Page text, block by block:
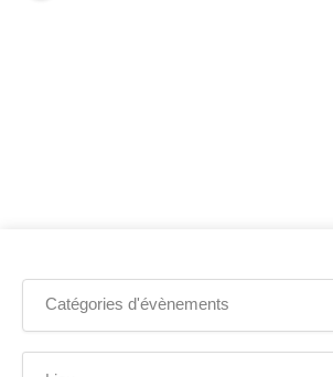
Catégories d'évènements